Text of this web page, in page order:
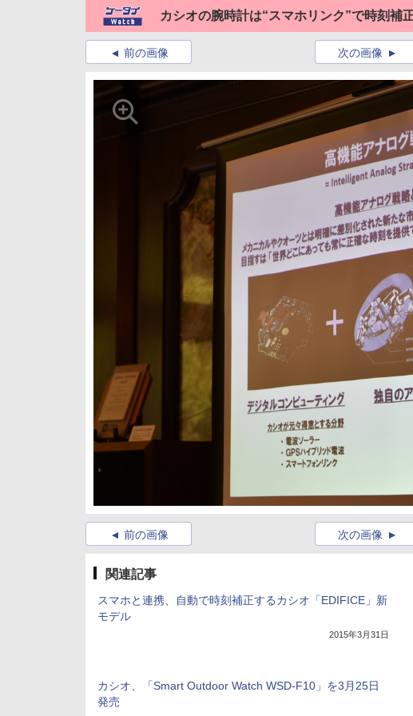
カシオの腕時計は“スマホリンク”で時刻補
前の画像 次の画像
前の画像 次の画像
関連記事
スマホと連携、自動で時刻補正するカシオ「EDIFICE」新
モデル
2015年3月31日
カシオ、「Smart Outdoor Watch WSD-F10」を3月25日
発売